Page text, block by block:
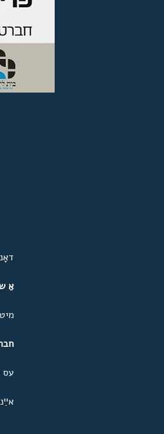
דאָנערשטיק,
אַ
עס